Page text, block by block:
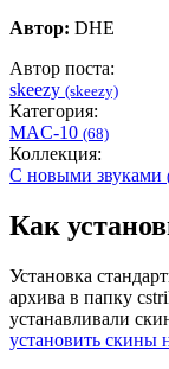
Автор: DHE
Автор поста:
skeezy (skeezy)
Категория:
MAC-10 (68)
Коллекция:
С новыми звуками
Как
Установка
архива в папку
устанавливали
установить скины